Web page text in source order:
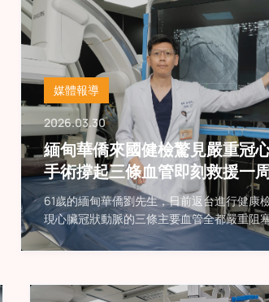
媒體報導
2026.03.30
緬甸華僑來國健檢驚見嚴重冠
手術撐起三條血管即刻救援一
台
61歲的緬甸華僑劉先生，日前返台進行健康
現心臟冠狀動脈的三條主要血管全都嚴重阻